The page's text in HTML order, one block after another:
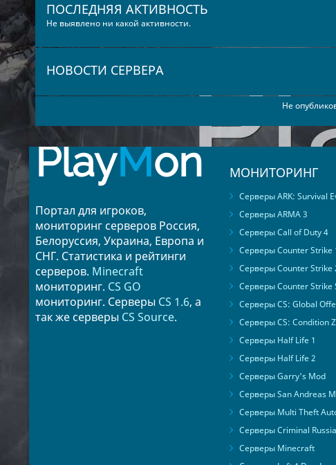
ПОСЛЕДНЯЯ АКТИВНОСТЬ
Не выявлено ни какой активности.
НОВОСТИ СЕРВЕРА
Не
PlayMon
Портал для игроков,
мониторинг серверов Россия,
Белоруссия, Украина, Европа и
СНГ. Статистика и рейтинги
серверов. Minecraft
мониторинг. CS GO
мониторинг. Серверы CS 1.6, а
так же серверы CS Source.
МОНИТОРИНГ
Серверы ARK: Survival
Серверы ARMA 3
Серверы Call of Duty 4
Серверы Counter Strike
Серверы Counter Strike
Серверы Counter Strike
Серверы CS: Global
Серверы CS: Condition
Серверы Half Life 1
Серверы Half Life 2
Серверы Garry's Mod
Серверы San Andreas
Серверы Multi Theft
Серверы Criminal
Серверы Minecraft